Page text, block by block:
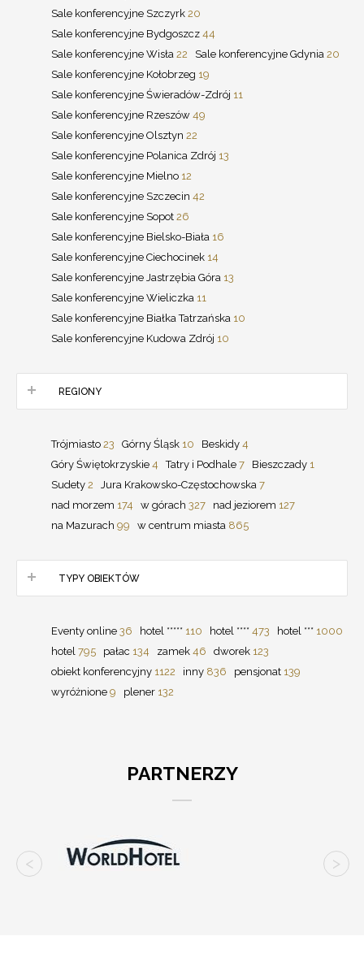
Sale konferencyjne Szczyrk 20
Sale konferencyjne Bydgoszcz 44
Sale konferencyjne Wisła 22 Sale konferencyjne Gdynia 20
Sale konferencyjne Kołobrzeg 19
Sale konferencyjne Świeradów-Zdrój 11
Sale konferencyjne Rzeszów 49
Sale konferencyjne Olsztyn 22
Sale konferencyjne Polanica Zdrój 13
Sale konferencyjne Mielno 12
Sale konferencyjne Szczecin 42
Sale konferencyjne Sopot 26
Sale konferencyjne Bielsko-Biała 16
Sale konferencyjne Ciechocinek 14
Sale konferencyjne Jastrzębia Góra 13
Sale konferencyjne Wieliczka 11
Sale konferencyjne Białka Tatrzańska 10
Sale konferencyjne Kudowa Zdrój 10
REGIONY
Trójmiasto 23 Górny Śląsk 10 Beskidy 4
Góry Świętokrzyskie 4 Tatry i Podhale 7 Bieszczady 1
Sudety 2 Jura Krakowsko-Częstochowska 7
nad morzem 174 w górach 327 nad jeziorem 127
na Mazurach 99 w centrum miasta 865
TYPY OBIEKTÓW
Eventy online 36 hotel ***** 110 hotel **** 473 hotel *** 1000
hotel 795 pałac 134 zamek 46 dworek 123
obiekt konferencyjny 1122 inny 836 pensjonat 139
wyróżnione 9 plener 132
PARTNERZY